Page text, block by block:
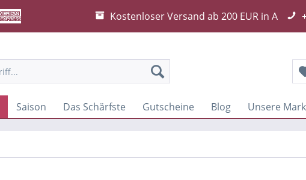
Kostenloser Versand ab 200 EUR in A
Saison Das Schärfste Gutscheine Blog Unsere